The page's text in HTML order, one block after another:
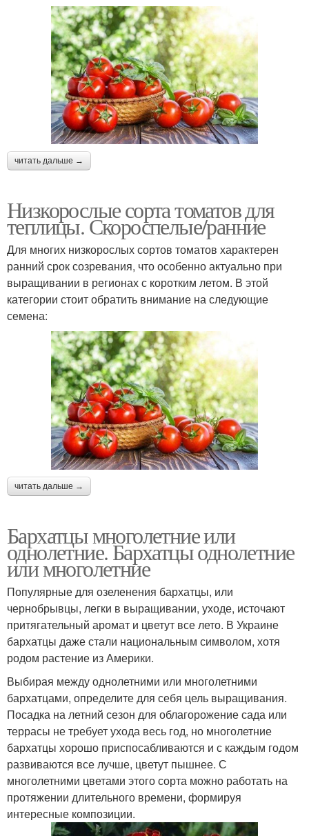
читать дальше →
Низкорослые сорта томатов для
теплицы. Скороспелые/ранние
Для многих низкорослых сортов томатов характерен
ранний срок созревания, что особенно актуально при
выращивании в регионах с коротким летом. В этой
категории стоит обратить внимание на следующие
семена:
читать дальше →
Бархатцы многолетние или
однолетние. Бархатцы однолетние
или многолетние
Популярные для озеленения бархатцы, или
чернобрывцы, легки в выращивании, уходе, источают
притягательный аромат и цветут все лето. В Украине
бархатцы даже стали национальным символом, хотя
родом растение из Америки.
Выбирая между однолетними или многолетними
бархатцами, определите для себя цель выращивания.
Посадка на летний сезон для облагорожение сада или
террасы не требует ухода весь год, но многолетние
бархатцы хорошо приспосабливаются и с каждым годом
развиваются все лучше, цветут пышнее. С
многолетними цветами этого сорта можно работать на
протяжении длительного времени, формируя
интересные композиции.